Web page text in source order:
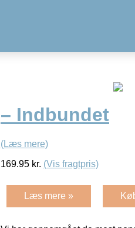
– Indbundet
(Læs mere)
169.95 kr. (Vis fragtpris)
Læs mere »